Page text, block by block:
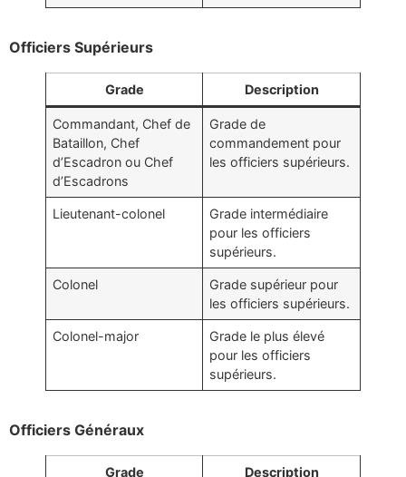
Officiers Supérieurs
Grade Description
Commandant, Chef de
Bataillon, Chef
d’Escadron ou Chef
d’Escadrons
Grade de
commandement pour
les officiers supérieurs.
Lieutenant-colonel
Grade intermédiaire
pour les officiers
supérieurs.
Colonel
Grade supérieur pour
les officiers supérieurs.
Colonel-major
Grade le plus élevé
pour les officiers
supérieurs.
Officiers Généraux
Grade Description